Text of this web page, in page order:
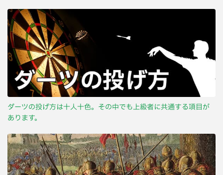
ダーツの投げ方は十人十色。その中でも上級者に共通する項目が
あります。